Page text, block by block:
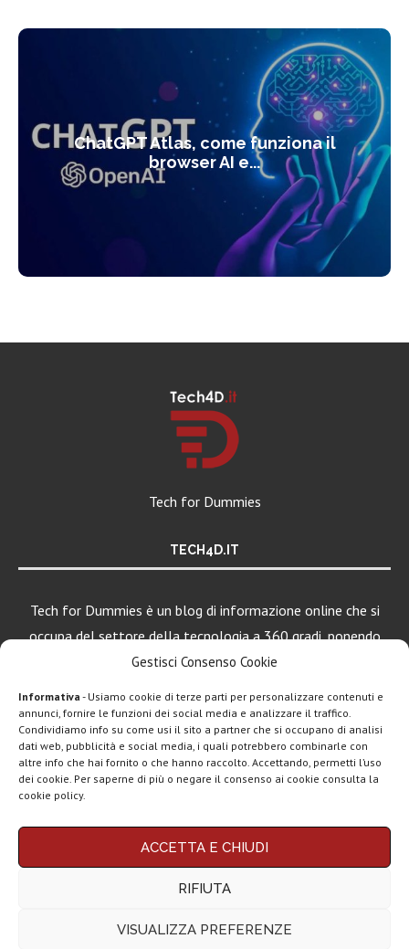
Gestisci Consenso Cookie
Informativa - Usiamo cookie di terze parti per personalizzare contenuti e
annunci, fornire le funzioni dei social media e analizzare il traffico.
Condividiamo info su come usi il sito a partner che si occupano di analisi
dati web, pubblicità e social media, i quali potrebbero combinarle con
altre info che hai fornito o che hanno raccolto. Accettando, permetti l’uso
dei cookie. Per saperne di più o negare il consenso ai cookie consulta la
cookie policy.
ACCETTA E CHIUDI
RIFIUTA
VISUALIZZA PREFERENZE
ChatGPT Atlas, come funziona il
browser AI e...
Tech for Dummies
TECH4D.IT
Tech for Dummies è un blog di informazione online che si
occupa del settore della tecnologia a 360 gradi, ponendo
una particolare attenzione al mondo Android, Apple e
Chi siamo Contatti Disclaimer Privacy policy
Tech4D di Michele Ingelido- P. IVA 04124050719
Questo blog non rappresenta una testata giornalistica in quanto viene aggiornato
Affiliazione Amazon EU, un programma che eroga ai siti una commissione